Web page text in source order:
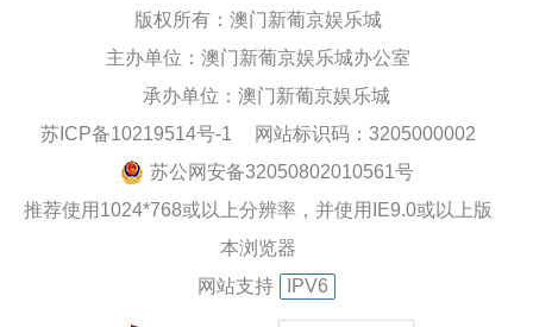
版权所有：澳门新葡京娱乐城
主办单位：澳门新葡京娱乐城办公室
承办单位：澳门新葡京娱乐城
苏ICP备10219514号-1
网站标识码：3205000002
苏公网安备32050802010561号
推荐使用1024*768或以上分辨率，并使用IE9.0或以上版
本浏览器
网站支持
IPV6